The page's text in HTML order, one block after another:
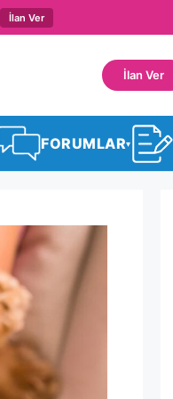
İlan Ver
İlan Ver
FORUMLAR▾